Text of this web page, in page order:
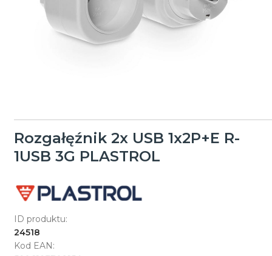
Rozgałęźnik 2x USB 1x2P+E R-
1USB 3G PLASTROL
ID produktu:
24518
Kod EAN: